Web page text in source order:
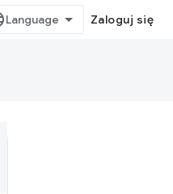
Zaloguj się